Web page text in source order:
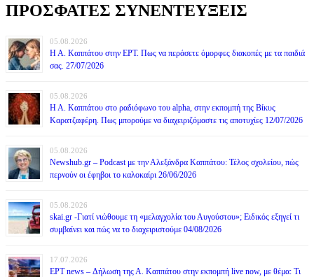
ΠΡΟΣΦΑΤΕΣ ΣΥΝΕΝΤΕΥΞΕΙΣ
05.08.2026
Η Α. Καππάτου στην ΕΡΤ. Πως να περάσετε όμορφες διακοπές με τα παιδιά
σας. 27/07/2026
05.08.2026
Η Α. Καππάτου στο ραδιόφωνο του alpha, στην εκπομπή της Βίκυς
Καρατζαφέρη. Πως μπορούμε να διαχειριζόμαστε τις αποτυχίες 12/07/2026
05.08.2026
Newshub.gr – Podcast με την Αλεξάνδρα Καππάτου: Τέλος σχολείου, πώς
περνούν οι έφηβοι το καλοκαίρι 26/06/2026
05.08.2026
skai.gr -Γιατί νιώθουμε τη «μελαγχολία του Αυγούστου»; Ειδικός εξηγεί τι
συμβαίνει και πώς να το διαχειριστούμε 04/08/2026
17.07.2026
ΕΡΤ news – Δήλωση της Α. Καππάτου στην εκπομπή live now, με θέμα: Τι